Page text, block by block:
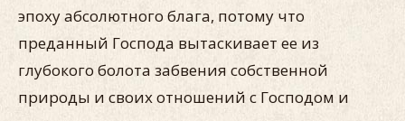
эпоху абсолютного блага, потому что
преданный Господа вытаскивает ее из
глубокого болота забвения собственной
природы и своих отношений с Господом и